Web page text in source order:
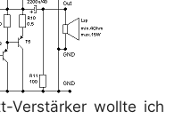
Verstärker wollte ich